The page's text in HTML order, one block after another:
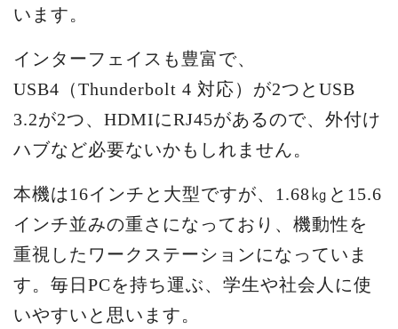
います。
インターフェイスも豊富で、
USB4（Thunderbolt 4 対応）が2つとUSB
3.2が2つ、HDMIにRJ45があるので、外付け
ハブなど必要ないかもしれません。
本機は16インチと大型ですが、1.68㎏と15.6
インチ並みの重さになっており、機動性を
重視したワークステーションになっていま
す。毎日PCを持ち運ぶ、学生や社会人に使
いやすいと思います。